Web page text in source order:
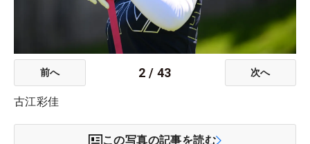
前へ 2 / 43 次へ
古江彩佳
この写真の記事を読む